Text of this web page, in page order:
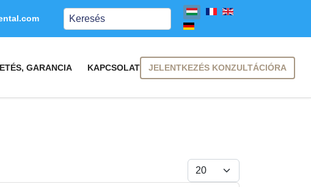
Keresés
JELENTKEZÉS KONZULTÁCIÓRA
GARANCIA KAPCSOLAT
Tételek #